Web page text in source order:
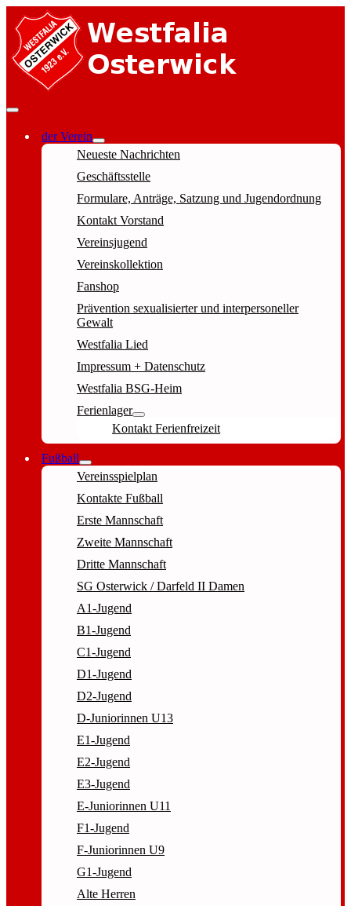
der Verein
Neueste Nachrichten
Geschäftsstelle
Formulare, Anträge, Satzung und Jugendordnung
Kontakt Vorstand
Vereinsjugend
Vereinskollektion
Fanshop
Prävention sexualisierter und interpersoneller
Gewalt
Westfalia Lied
Impressum + Datenschutz
Westfalia BSG-Heim
Ferienlager
Kontakt Ferienfreizeit
Fußball
Vereinsspielplan
Kontakte Fußball
Erste Mannschaft
Zweite Mannschaft
Dritte Mannschaft
SG Osterwick / Darfeld II Damen
A1-Jugend
B1-Jugend
C1-Jugend
D1-Jugend
D2-Jugend
D-Juniorinnen U13
E1-Jugend
E2-Jugend
E3-Jugend
E-Juniorinnen U11
F1-Jugend
F-Juniorinnen U9
G1-Jugend
Alte Herren